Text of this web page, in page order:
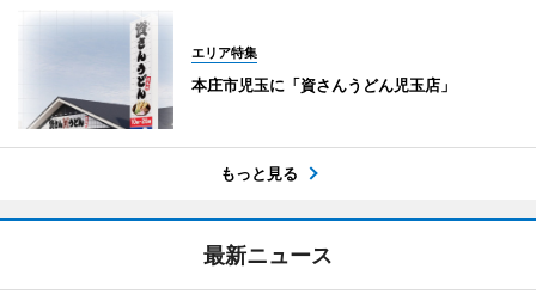
エリア特集
本庄市児玉に「資さんうどん児玉店」
もっと見る
最新ニュース